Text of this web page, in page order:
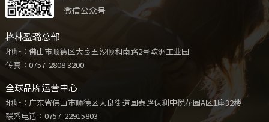
微信公众号
格林盈璐总部
地址：佛山市顺德区大良五沙顺和南路2号欧洲工业园
传真：0757-2808 3200
全球品牌运营中心
地址：广东省佛山市顺德区大良街道国泰路保利中悦花园A区1座32楼
联系电话： 0757-22915803